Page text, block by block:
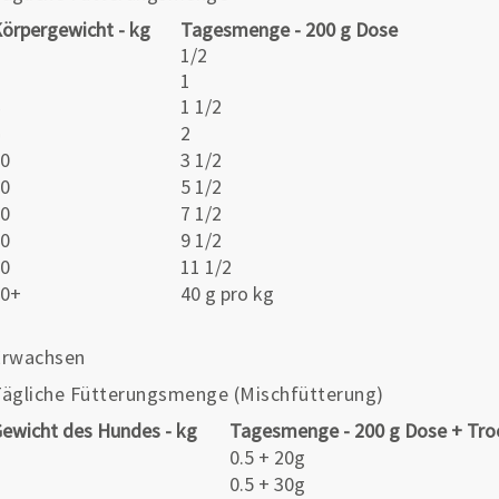
- kg
Tagesmenge - 200 g Dose
1/2
1
1 1/2
2
3 1/2
5 1/2
7 1/2
9 1/2
11 1/2
40 g pro kg
Fütterungsmenge (Mischfütterung)
des Hundes - kg
Tagesmenge - 200 g Dose +
0.5 + 20g
0.5 + 30g